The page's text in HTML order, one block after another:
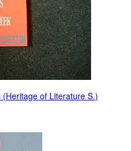
of Literature S.)